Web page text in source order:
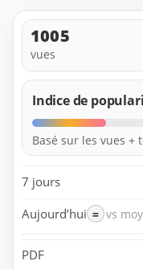
1005
vues
Indice de
Basé sur les vues +
7 jours
Aujourd’hui = vs
PDF